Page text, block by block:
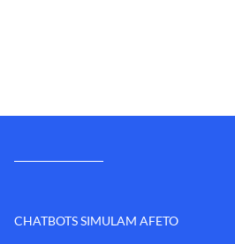
CHATBOTS SIMULAM AFETO